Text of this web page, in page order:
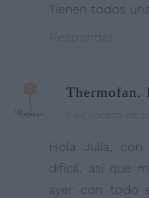
Tienen todos
Responder
Thermofan.
Hola Julia,
difícil, así que
ayer con todo